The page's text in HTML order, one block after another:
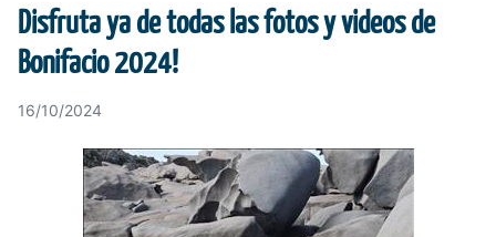
Disfruta ya de todas las fotos y videos de
Bonifacio 2024!
16/10/2024